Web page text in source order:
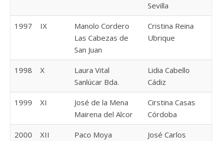
Sevilla
1997 IX
Manolo Cordero
Las Cabezas de
San Juan
Cristina Reina
Ubrique
1998 X
Laura Vital
Sanlúcar Bda.
Lidia Cabello
Cádiz
1999 XI
José de la Mena
Mairena del Alcor
Cirstina Casas
Córdoba
2000 XII
Paco Moya
José Carlos